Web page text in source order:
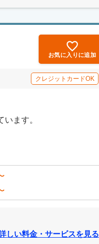
お気に入りに追加
クレジットカードOK
ます。
しい料金・サービスを見る